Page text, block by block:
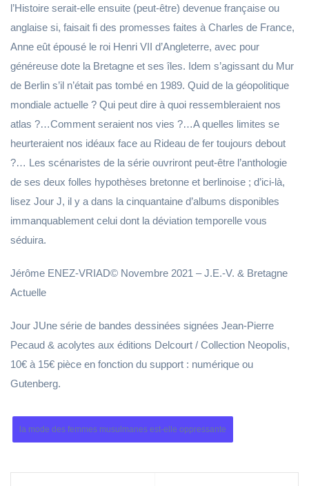
l’Histoire serait-elle ensuite (peut-être) devenue française ou
anglaise si, faisait fi des promesses faites à Charles de France,
Anne eût épousé le roi Henri VII d’Angleterre, avec pour
généreuse dote la Bretagne et ses îles. Idem s’agissant du Mur
de Berlin s’il n’était pas tombé en 1989. Quid de la géopolitique
mondiale actuelle ? Qui peut dire à quoi ressembleraient nos
atlas ?…Comment seraient nos vies ?…A quelles limites se
heurteraient nos idéaux face au Rideau de fer toujours debout
?… Les scénaristes de la série ouvriront peut-être l’anthologie
de ses deux folles hypothèses bretonne et berlinoise ; d’ici-là,
lisez Jour J, il y a dans la cinquantaine d’albums disponibles
immanquablement celui dont la déviation temporelle vous
séduira.
Jérôme ENEZ-VRIAD© Novembre 2021 – J.E.-V. & Bretagne
Actuelle
Jour JUne série de bandes dessinées signées Jean-Pierre
Pecaud & acolytes aux éditions Delcourt / Collection Neopolis,
10€ à 15€ pièce en fonction du support : numérique ou
Gutenberg.
la mode des femmes musulmanes est-elle oppressante